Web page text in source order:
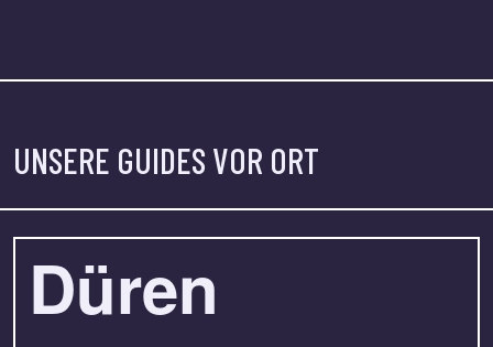
UNSERE GUIDES VOR ORT
Düren